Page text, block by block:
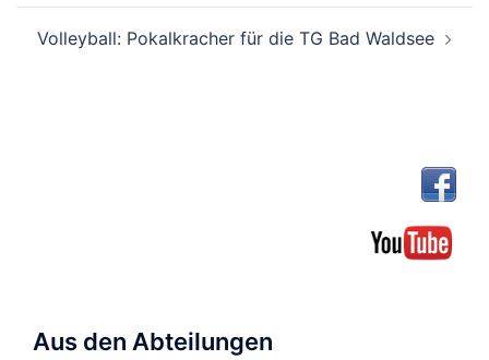
Volleyball: Pokalkracher für die TG Bad Waldsee
Aus den Abteilungen